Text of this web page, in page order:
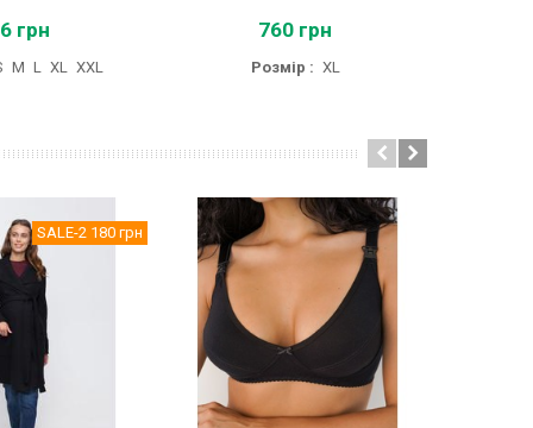
грн
M L XL XXL
760 грн
Розмір : XL
SALE-2 180 грн